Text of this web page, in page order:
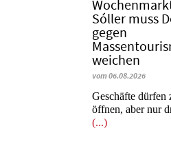
Sóller muss
gegen
weichen
vom 06.08.2026
Geschäfte dürfen
öffnen, aber nur
(...)